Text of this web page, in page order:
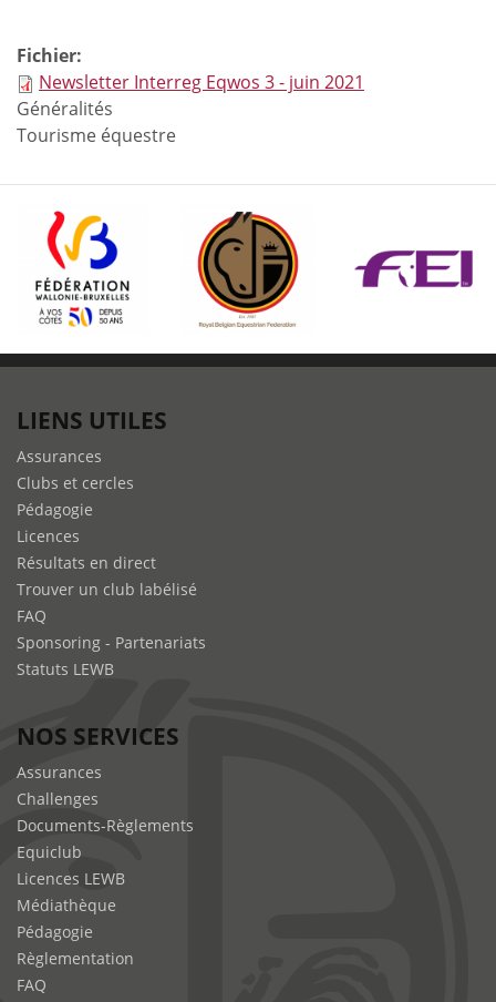
Fichier:
Newsletter Interreg Eqwos 3 - juin 2021
Généralités
Tourisme équestre
LIENS UTILES
Assurances
Clubs et cercles
Pédagogie
Licences
Résultats en direct
Trouver un club labélisé
FAQ
Sponsoring - Partenariats
Statuts LEWB
NOS SERVICES
Assurances
Challenges
Documents-Règlements
Equiclub
Licences LEWB
Médiathèque
Pédagogie
Règlementation
FAQ